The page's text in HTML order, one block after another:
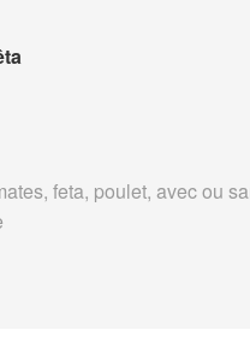
feta, poulet, avec ou